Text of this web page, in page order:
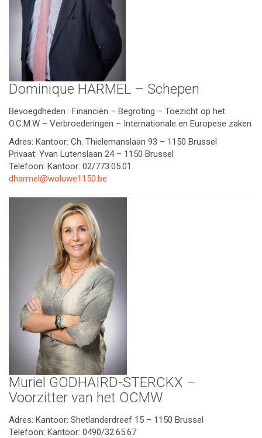
Dominique HARMEL – Schepen
Bevoegdheden : Financiën – Begroting – Toezicht op het
O.C.M.W – Verbroederingen – Internationale en Europese zaken
Adres: Kantoor: Ch. Thielemanslaan 93 – 1150 Brussel
Privaat: Yvan Lutenslaan 24 – 1150 Brussel
Telefoon: Kantoor: 02/773.05.01
dharmel@woluwe1150.be
Muriel GODHAIRD-STERCKX –
Voorzitter van het OCMW
Adres: Kantoor: Shetlanderdreef 15 – 1150 Brussel
Telefoon: Kantoor: 0490/32.65.67